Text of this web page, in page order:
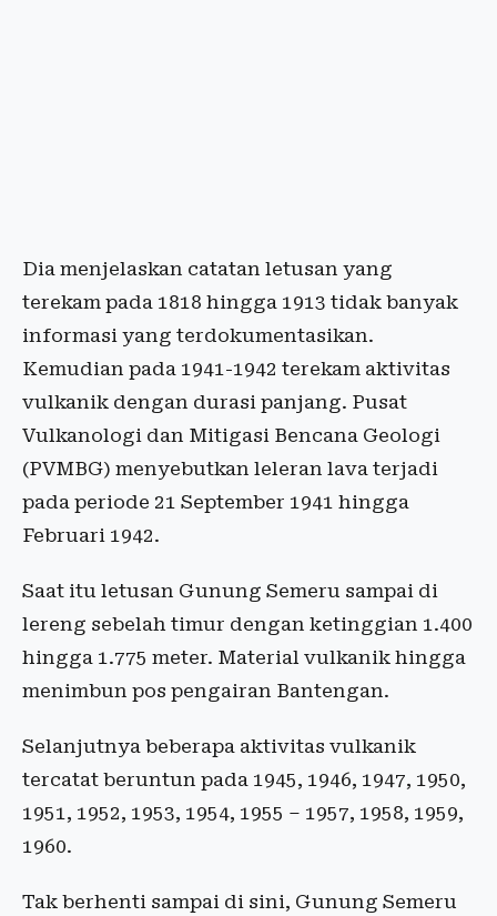
Dia menjelaskan catatan letusan yang
terekam pada 1818 hingga 1913 tidak banyak
informasi yang terdokumentasikan.
Kemudian pada 1941-1942 terekam aktivitas
vulkanik dengan durasi panjang. Pusat
Vulkanologi dan Mitigasi Bencana Geologi
(PVMBG) menyebutkan leleran lava terjadi
pada periode 21 September 1941 hingga
Februari 1942.
Saat itu letusan Gunung Semeru sampai di
lereng sebelah timur dengan ketinggian 1.400
hingga 1.775 meter. Material vulkanik hingga
menimbun pos pengairan Bantengan.
Selanjutnya beberapa aktivitas vulkanik
tercatat beruntun pada 1945, 1946, 1947, 1950,
1951, 1952, 1953, 1954, 1955 – 1957, 1958, 1959,
1960.
Tak berhenti sampai di sini, Gunung Semeru